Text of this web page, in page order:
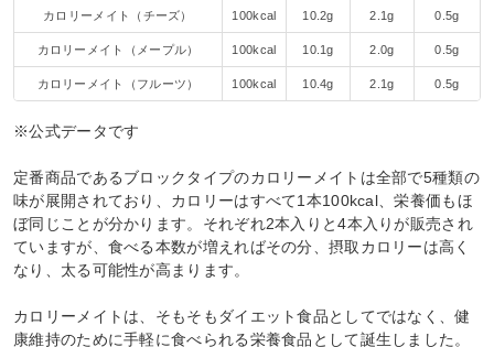
カロリーメイト（チーズ） 100kcal 10.2g 2.1g 0.5g
カロリーメイト（メープル） 100kcal 10.1g 2.0g 0.5g
カロリーメイト（フルーツ） 100kcal 10.4g 2.1g 0.5g
※公式データです
定番商品であるブロックタイプのカロリーメイトは全部で5種類の
味が展開されており、カロリーはすべて1本100kcal、栄養価もほ
ぼ同じことが分かります。それぞれ2本入りと4本入りが販売され
ていますが、食べる本数が増えればその分、摂取カロリーは高く
なり、太る可能性が高まります。
カロリーメイトは、そもそもダイエット食品としてではなく、健
康維持のために手軽に食べられる栄養食品として誕生しました。